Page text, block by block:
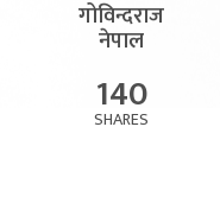
गोविन्दराज
नेपाल
140
SHARES